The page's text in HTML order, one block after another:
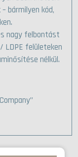
bármilyen kód,
nagy felbontást
LDPE felületeken
nélkül.